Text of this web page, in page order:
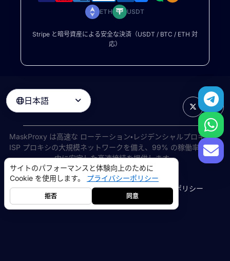
ETH USDT
Stripe と暗号資産による安全な決済（USDT / BTC / ETH 対
応）
日本語 
MaskProxy は高速な ローテーション・レジデンシャルプロキシと
ISP プロキシの大規模ネットワークを備え、99% の稼働率で世界
中に安定した高速接続を提供します。
©2026 AIWAY LIMITED. 無断転載を禁じます.
利用規約プライバシーポリシー返金ポリシーCookie ポリシー
サイトのパフォーマンスと体験向上のために
Cookie を使用します。 プライバシーポリシー
拒否 同意